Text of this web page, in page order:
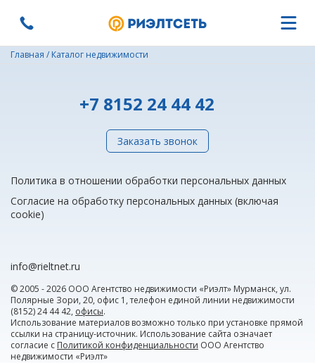
Главная / Каталог недвижимости
+7 8152 24 44 42
Заказать звонок
Политика в отношении обработки персональных данных
Согласие на обработку персональных данных (включая
cookie)
info@rieltnet.ru
© 2005 - 2026 ООО Агентство недвижимости «Риэлт» Мурманск, ул.
Полярные Зори, 20, офис 1, телефон единой линии недвижимости
(8152) 24 44 42, офисы.
Использование материалов возможно только при установке прямой
ссылки на страницу-источник. Использование сайта означает
согласие с Политикой конфиденциальности ООО Агентство
недвижимости «Риэлт»